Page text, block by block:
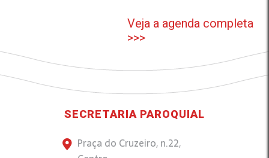
Veja a agenda completa
>>>
SECRETARIA PAROQUIAL
Praça do Cruzeiro, n.22,